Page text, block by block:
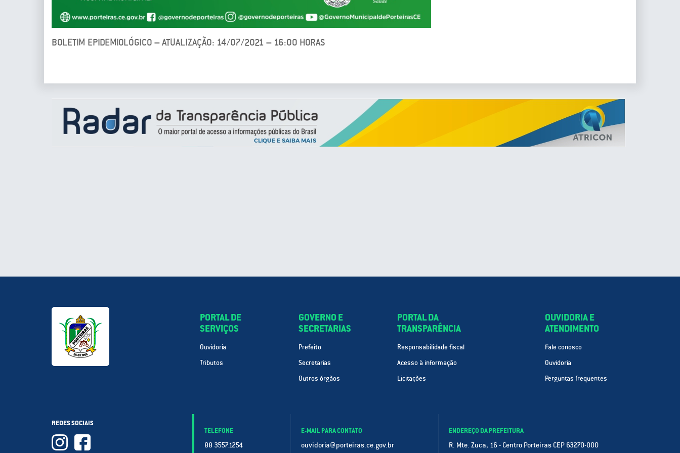
BOLETIM EPIDEMIOLÓGICO – ATUALIZAÇÃO: 14/07/2021 – 16:00 HORAS
PORTAL DE
SERVIÇOS
Ouvidoria
Tributos
GOVERNO E
SECRETARIAS
Prefeito
Secretarias
Outros órgãos
PORTAL DA
TRANSPARÊNCIA
Responsabilidade fiscal
Acesso à informação
Licitações
OUVIDORIA E
ATENDIMENTO
Fale conosco
Ouvidoria
Perguntas frequentes
REDES SOCIAIS
TELEFONE
88 3557.1254
E-MAIL PARA CONTATO
ouvidoria@porteiras.ce.gov.br
ENDEREÇO DA PREFEITURA
R. Mte. Zuca, 16 - Centro Porteiras CEP 63270-000